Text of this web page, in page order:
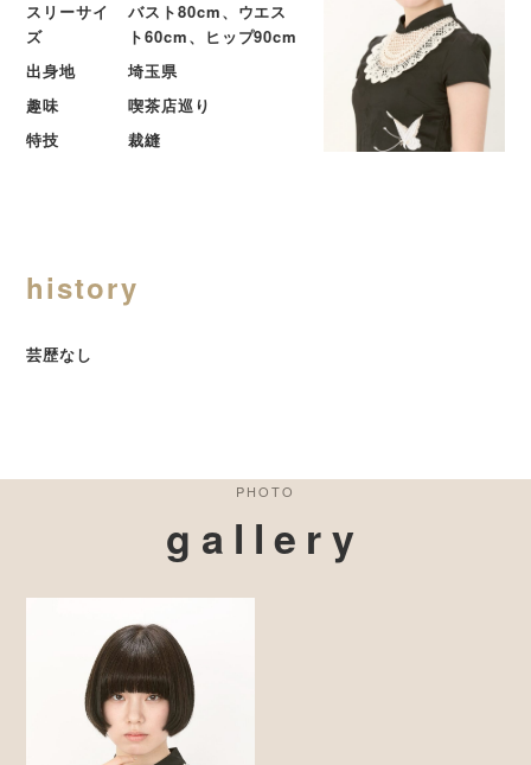
スリーサイ
ズ
バスト80cm、ウエス
ト60cm、ヒップ90cm
出身地
埼玉県
趣味
喫茶店巡り
特技
裁縫
history
芸歴なし
PHOTO
gallery